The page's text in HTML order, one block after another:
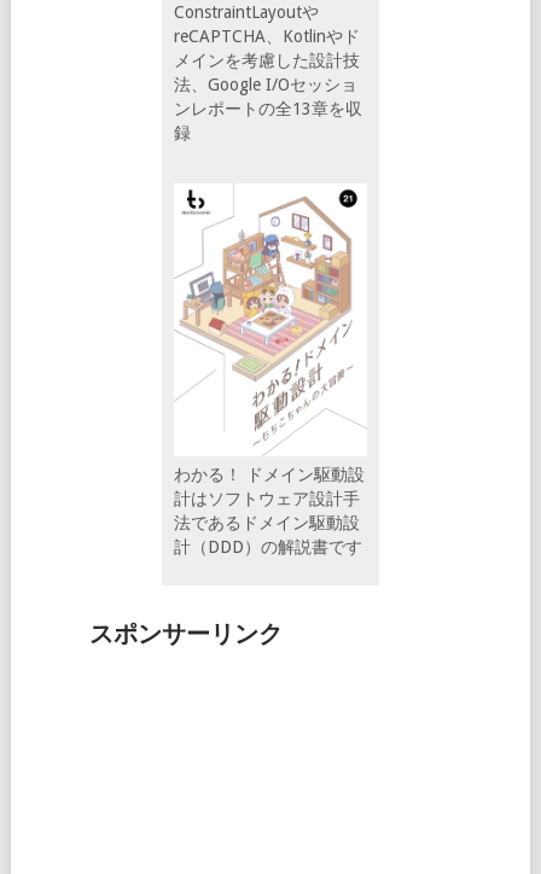
ConstraintLayoutや
reCAPTCHA、Kotlinやド
メインを考慮した設計技
法、Google I/Oセッショ
ンレポートの全13章を収
録
わかる！ ドメイン駆動設
計はソフトウェア設計手
法であるドメイン駆動設
計（DDD）の解説書です
スポンサーリンク